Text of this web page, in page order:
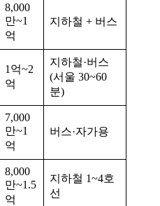
8,000
만~1
억
지하철 + 버스
1억~2
억
지하철·버스
(서울 30~60
분)
7,000
만~1
억
버스·자가용
8,000
만~1.5
억
지하철 1~4호
선